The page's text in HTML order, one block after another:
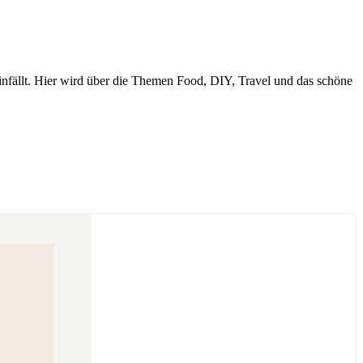
Hier wird über die Themen Food, DIY, Travel und das schöne